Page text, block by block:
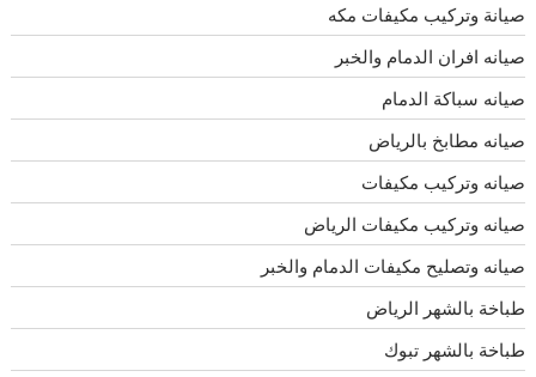
صيانة وتركيب مكيفات مكه
صيانه افران الدمام والخبر
صيانه سباكة الدمام
صيانه مطابخ بالرياض
صيانه وتركيب مكيفات
صيانه وتركيب مكيفات الرياض
صيانه وتصليح مكيفات الدمام والخبر
طباخة بالشهر الرياض
طباخة بالشهر تبوك